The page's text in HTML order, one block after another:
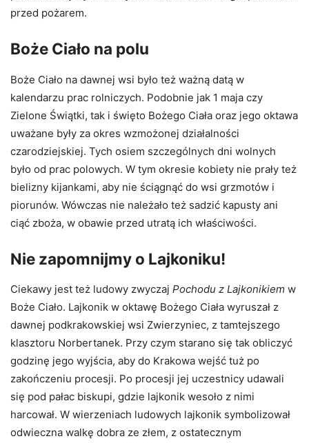
przed pożarem.
Boże Ciało na polu
Boże Ciało na dawnej wsi było też ważną datą w
kalendarzu prac rolniczych. Podobnie jak 1 maja czy
Zielone Świątki, tak i święto Bożego Ciała oraz jego oktawa
uważane były za okres wzmożonej działalności
czarodziejskiej. Tych osiem szczególnych dni wolnych
było od prac polowych. W tym okresie kobiety nie prały też
bielizny kijankami, aby nie ściągnąć do wsi grzmotów i
piorunów. Wówczas nie należało też sadzić kapusty ani
ciąć zboża, w obawie przed utratą ich właściwości.
Nie zapomnijmy o Lajkoniku!
Ciekawy jest też ludowy zwyczaj Pochodu z Lajkonikiem w
Boże Ciało. Lajkonik w oktawę Bożego Ciała wyruszał z
dawnej podkrakowskiej wsi Zwierzyniec, z tamtejszego
klasztoru Norbertanek. Przy czym starano się tak obliczyć
godzinę jego wyjścia, aby do Krakowa wejść tuż po
zakończeniu procesji. Po procesji jej uczestnicy udawali
się pod pałac biskupi, gdzie lajkonik wesoło z nimi
harcował. W wierzeniach ludowych lajkonik symbolizował
odwieczna walkę dobra ze złem, z ostatecznym